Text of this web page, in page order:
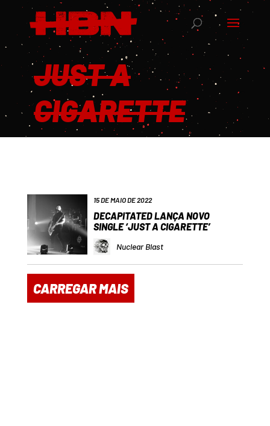
JUST A
CIGARETTE
15 DE MAIO DE 2022
DECAPITATED LANÇA NOVO
SINGLE ‘JUST A CIGARETTE’
Nuclear Blast
CARREGAR MAIS